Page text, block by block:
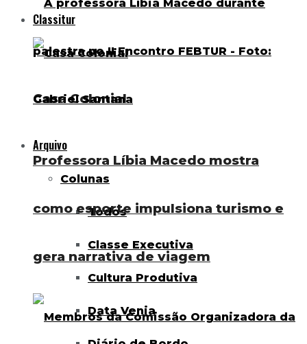
Classitur
Casa Colonial
Arquivo
Colunas
Todos
Classe Executiva
Cultura Produtiva
Data Venia
Professora Líbia Macedo mostra
como esporte impulsiona turismo e
gera narrativa de viagem